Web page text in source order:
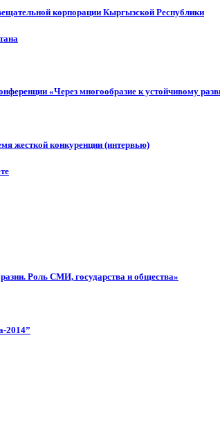
корпорации Кыргызской Республики
«Через многообразие к устойчивому
жесткой конкуренции (интервью)
Роль СМИ, государства и общества»
2014”